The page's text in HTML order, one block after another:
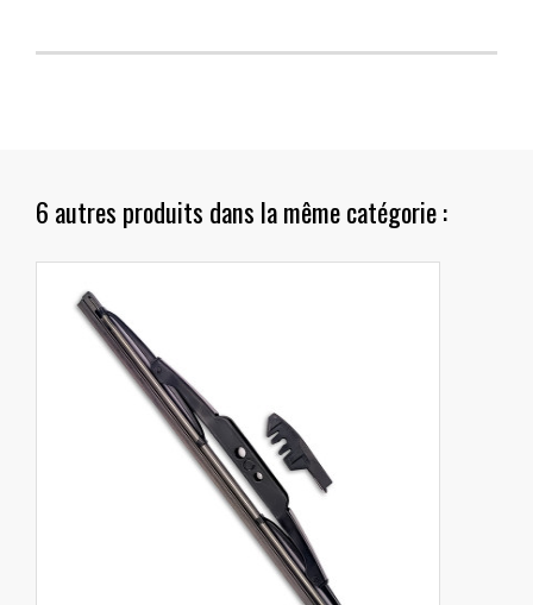
6 autres produits dans la même catégorie :